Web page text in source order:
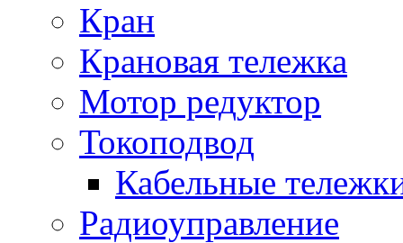
Кран
Крановая тележка
Мотор редуктор
Токоподвод
Кабельные
Радиоуправление